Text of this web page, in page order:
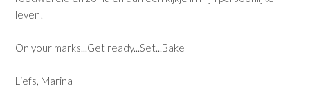
leven!
On your marks...Get ready...Set...Bake
Liefs, Marina